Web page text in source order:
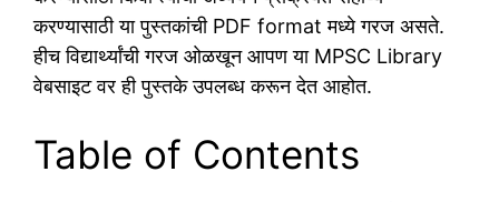
करण्यासाठी या पुस्तकांची PDF format मध्ये गरज असते.
हीच विद्यार्थ्यांची गरज ओळखून आपण या MPSC Library
वेबसाइट वर ही पुस्तके उपलब्ध करून देत आहोत.
Table of Contents